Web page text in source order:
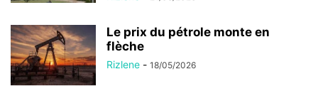
Le prix du pétrole monte en
flèche
Rizlene - 18/05/2026